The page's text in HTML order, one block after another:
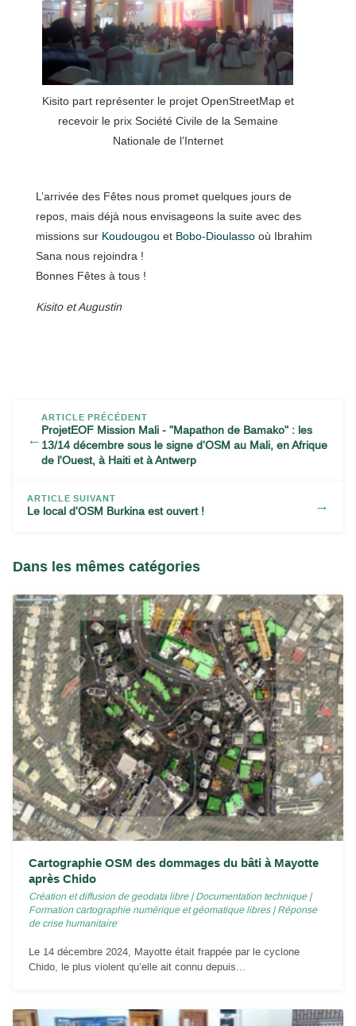
Kisito part représenter le projet OpenStreetMap et
recevoir le prix Société Civile de la Semaine
Nationale de l’Internet
L’arrivée des Fêtes nous promet quelques jours de
repos, mais déjà nous envisageons la suite avec des
missions sur Koudougou et Bobo-Dioulassooù Ibrahim
Sana nous rejoindra !
Bonnes Fêtes à tous !
Kisito et Augustin
←
ARTICLE PRÉCÉDENT
ProjetEOF Mission Mali - "Mapathon de Bamako" : les
13/14 décembre sous le signe d'OSM au Mali, en Afrique
de l'Ouest, à Haiti et à Antwerp
ARTICLE SUIVANT
Le local d'OSM Burkina est ouvert ! →
Dans les mêmes catégories
Cartographie OSM des dommages du bâti à Mayotte
après Chido
Création et diffusion de geodata libre|Documentation technique|
Formation cartographie numérique et géomatique libres|Réponse
de crise humanitaire
Le 14 décembre 2024, Mayotte était frappée par le cyclone
Chido, le plus violent qu’elle ait connu depuis...